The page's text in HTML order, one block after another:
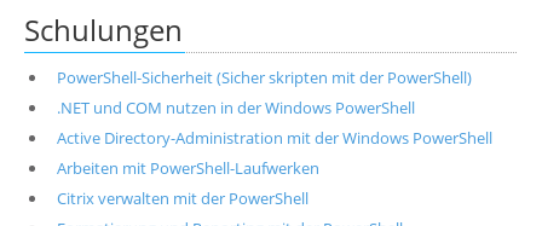
Schulungen
PowerShell-Sicherheit (Sicher skripten mit der PowerShell)
.NET und COM nutzen in der Windows PowerShell
Active Directory-Administration mit der Windows PowerShell
Arbeiten mit PowerShell-Laufwerken
Citrix verwalten mit der PowerShell